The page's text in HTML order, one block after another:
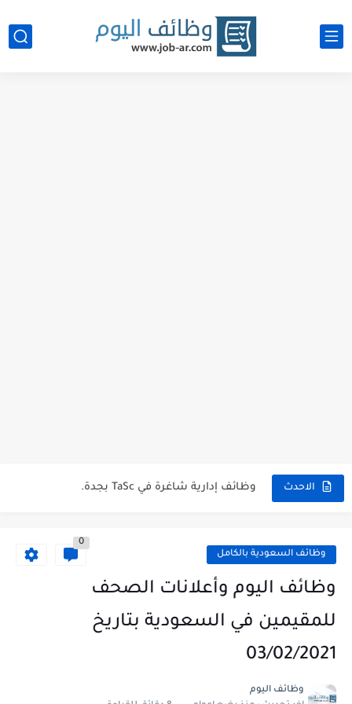
الاحدث
فرص عمل و تدريب للخريجين في بوبا العربية.وظائف السعودية بالكامل
0
وظائف اليوم وأعلانات الصحف
للمقيمين في السعودية بتاريخ
03/02/2021
وظائف اليوم